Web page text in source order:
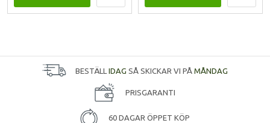
BESTÄLL IDAG SÅ SKICKAR VI PÅ MÅNDAG
PRISGARANTI
60 DAGAR ÖPPET KÖP